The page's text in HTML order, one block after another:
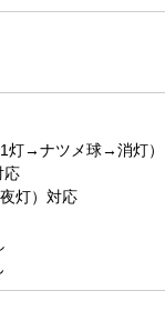
灯→ナツメ球→消灯）
応
灯）対応